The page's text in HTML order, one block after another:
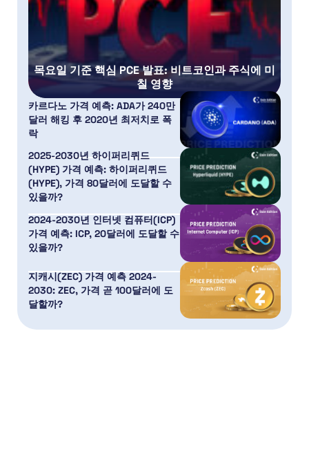
목요일 기준 핵심 PCE 발표: 비트코인과 주식에 미
칠 영향
카르다노 가격 예측: ADA가 240만
달러 해킹 후 2020년 최저치로 폭
락
2025-2030년 하이퍼리퀴드
(HYPE) 가격 예측: 하이퍼리퀴드
(HYPE), 가격 80달러에 도달할 수
있을까?
2024-2030년 인터넷 컴퓨터(ICP)
가격 예측: ICP, 20달러에 도달할 수
있을까?
지캐시(ZEC) 가격 예측 2024-
2030: ZEC, 가격 곧 100달러에 도
달할까?